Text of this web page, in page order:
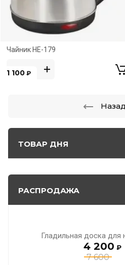
ТОВАР ДНЯ
РАСПРОДАЖА
Гладильная доска
7 600
4 200 ₽
Чайник HE-179
1 100 ₽